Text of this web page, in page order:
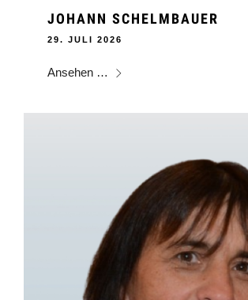
JOHANN SCHELMBAUER
29. JULI 2026
Ansehen …